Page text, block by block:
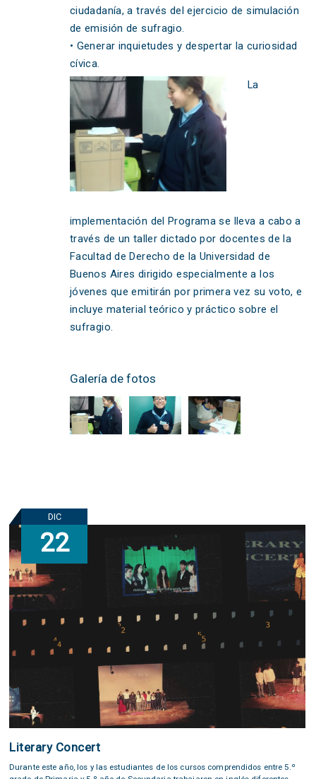
ciudadanía, a través del ejercicio de simulación
de emisión de sufragio.
• Generar inquietudes y despertar la curiosidad
cívica.
La
implementación del Programa se lleva a cabo a
través de un taller dictado por docentes de la
Facultad de Derecho de la Universidad de
Buenos Aires dirigido especialmente a los
jóvenes que emitirán por primera vez su voto, e
incluye material teórico y práctico sobre el
sufragio.
Galería de fotos
DIC
22
Literary Concert
Durante este año, los y las estudiantes de los cursos comprendidos entre 5.º